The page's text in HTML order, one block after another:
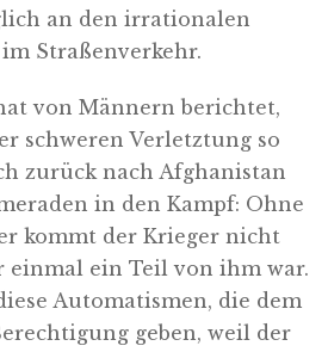
an den irrationalen
Straßenverkehr.
von Männern berichtet,
schweren Verletztung so
zurück nach Afghanistan
in den Kampf: Ohne
kommt der Krieger nicht
einmal ein Teil von ihm war.
Automatismen, die dem
geben, weil der